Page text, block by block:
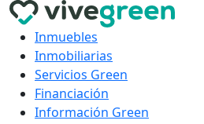
Inmuebles
Inmobiliarias
Servicios Green
Financiación
Información Green